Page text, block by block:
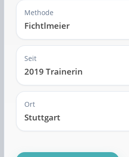
Methode
Fichtlmeier
Seit
2019 Trainerin
Ort
Stuttgart